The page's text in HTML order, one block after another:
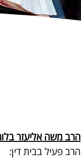
הרב משה אליעזר
הרב פעיל בבית דין: